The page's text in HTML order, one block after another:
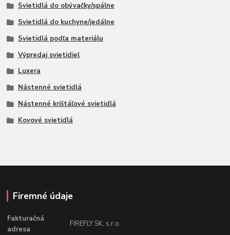
Svietidlá do obývačky/spálne
Svietidlá do kuchyne/jedálne
Svietidlá podľa materiálu
Výpredaj svietidiel
Luxera
Nástenné svietidlá
Nástenné krištáľové svietidlá
Kovové svietidlá
Firemné údaje
Fakturačná
adresa
FIREFLY SK, s.r.o.